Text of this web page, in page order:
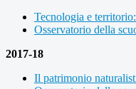
Tecnologia e
Osservatorio della
2017-18
Il patrimonio